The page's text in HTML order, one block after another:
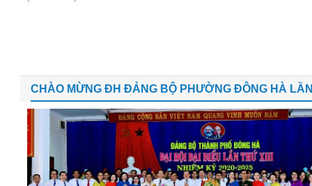
CHÀO MỪNG ĐH ĐẢNG BỘ PHƯỜNG ĐÔNG HÀ